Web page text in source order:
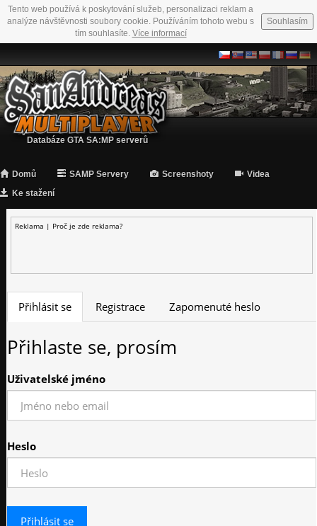
Tento web používá k poskytování služeb, personalizaci reklam a
analýze návštěvnosti soubory cookie. Používáním tohoto webu s
tím souhlasíte. Více informací
Souhlasím
Databáze GTA SA:MP serverů
Domů SAMP Servery Screenshoty
Videa
Ke stažení
Reklama | Proč je zde reklama?
Přihlásit se Registrace Zapomenuté heslo
Přihlaste se, prosím
Uživatelské jméno
Heslo